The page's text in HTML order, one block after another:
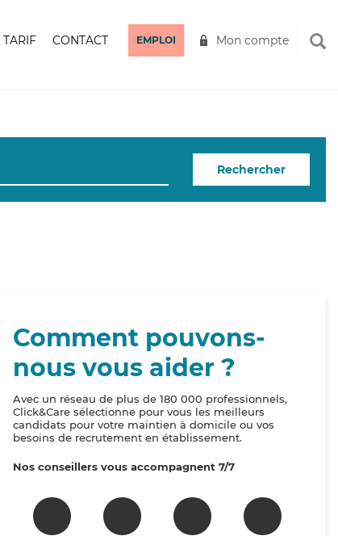
TARIF CONTACT EMPLOI Mon compte
Rechercher
Comment pouvons-
nous vous aider ?
Avec un réseau de plus de 180 000 professionnels,
Click&Care sélectionne pour vous les meilleurs
candidats pour votre maintien à domicile ou vos
besoins de recrutement en établissement.
Nos conseillers vous accompagnent 7/7